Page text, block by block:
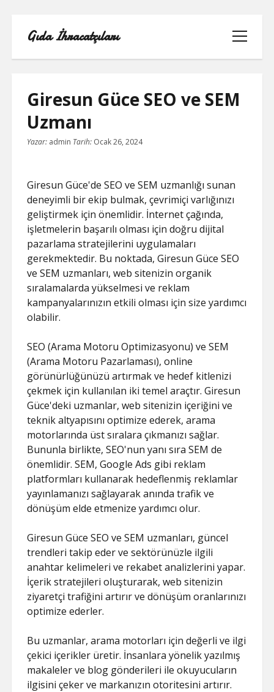
Gıda İhracatçıları
menüyü
aç
BEDAVA ŞIFRESIZ FACEBOOK BEĞENI
HILESI
ÜCRETSIZ
LISTE
RETWEET KASMA ŞIFRESIZ
SAYFA LISTESI
Giresun Güce SEO ve SEM
Uzmanı
Yazar: admin Tarih: Ocak 26, 2024
Giresun Güce'de SEO ve SEM uzmanlığı sunan
deneyimli bir ekip bulmak, çevrimiçi varlığınızı
geliştirmek için önemlidir. İnternet çağında,
işletmelerin başarılı olması için doğru dijital
pazarlama stratejilerini uygulamaları
gerekmektedir. Bu noktada, Giresun Güce SEO
ve SEM uzmanları, web sitenizin organik
sıralamalarda yükselmesi ve reklam
kampanyalarınızın etkili olması için size yardımcı
olabilir.
SEO (Arama Motoru Optimizasyonu) ve SEM
(Arama Motoru Pazarlaması), online
görünürlüğünüzü artırmak ve hedef kitlenizi
çekmek için kullanılan iki temel araçtır. Giresun
Güce'deki uzmanlar, web sitenizin içeriğini ve
teknik altyapısını optimize ederek, arama
motorlarında üst sıralara çıkmanızı sağlar.
Bununla birlikte, SEO'nun yanı sıra SEM de
önemlidir. SEM, Google Ads gibi reklam
platformları kullanarak hedeflenmiş reklamlar
yayınlamanızı sağlayarak anında trafik ve
dönüşüm elde etmenize yardımcı olur.
Giresun Güce SEO ve SEM uzmanları, güncel
trendleri takip eder ve sektörünüzle ilgili
anahtar kelimeleri ve rekabet analizlerini yapar.
İçerik stratejileri oluşturarak, web sitenizin
ziyaretçi trafiğini artırır ve dönüşüm oranlarınızı
optimize ederler.
Bu uzmanlar, arama motorları için değerli ve ilgi
çekici içerikler üretir. İnsanlara yönelik yazılmış
makaleler ve blog gönderileri ile okuyucuların
ilgisini çeker ve markanızın otoritesini artırır.